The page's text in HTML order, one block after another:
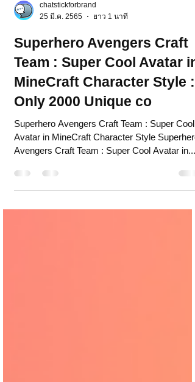
25 มี.ค. 2565
ยาว 1 นาที
Superhero Avengers Craft
Team : Super Cool Avatar in
MineCraft Character Style :
Only 2000 Unique co
Superhero Avengers Craft Team : Super Cool
Avengers Craft Team : Super Cool Avatar in...